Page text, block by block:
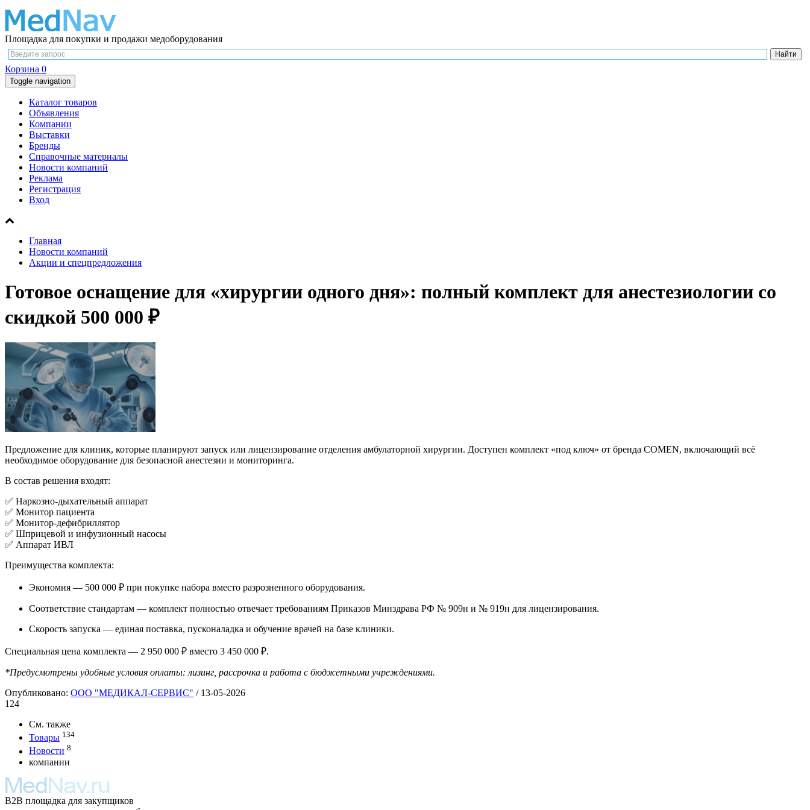
Площадка для покупки и продажи медоборудования
Корзина 0
Toggle navigation
Каталог товаров
Объявления
Компании
Выставки
Бренды
Справочные материалы
Новости компаний
Реклама
Регистрация
Вход
Главная
Новости компаний
Акции и спецпредложения
Готовое оснащение для «хирургии одного дня»: полный комплект для анестезиологии со
скидкой 500 000 ₽
Предложение для клиник, которые планируют запуск или лицензирование отделения амбулаторной хирургии. Доступен комплект «под ключ» от бренда COMEN, включающий всё
необходимое оборудование для безопасной анестезии и мониторинга.
В состав решения входят:
✅ Наркозно-дыхательный аппарат
✅ Монитор пациента
✅ Монитор-дефибриллятор
✅ Шприцевой и инфузионный насосы
✅ Аппарат ИВЛ
Преимущества комплекта:
Экономия — 500 000 ₽ при покупке набора вместо разрозненного оборудования.
Соответствие стандартам — комплект полностью отвечает требованиям Приказов Минздрава РФ № 909н и № 919н для лицензирования.
Скорость запуска — единая поставка, пусконаладка и обучение врачей на базе клиники.
Специальная цена комплекта — 2 950 000 ₽ вместо 3 450 000 ₽.
*Предусмотрены удобные условия оплаты: лизинг, рассрочка и работа с бюджетными учреждениями.
Опубликовано: ООО "МЕДИКАЛ-СЕРВИС" / 13-05-2026
124
См. также
Товары 134
Новости 8
компании
B2B площадка для закупщиков